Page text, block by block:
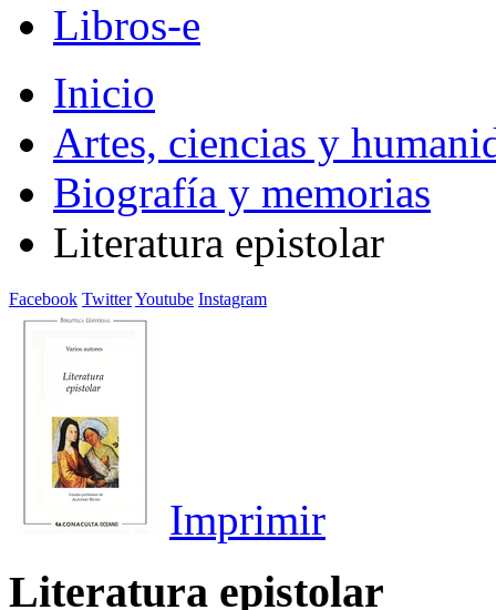
Libros-e
Inicio
Artes, ciencias y
Biografía y memorias
Literatura epistolar
Facebook TwitterYoutube Instagram
Imprimir
Literatura epistolar